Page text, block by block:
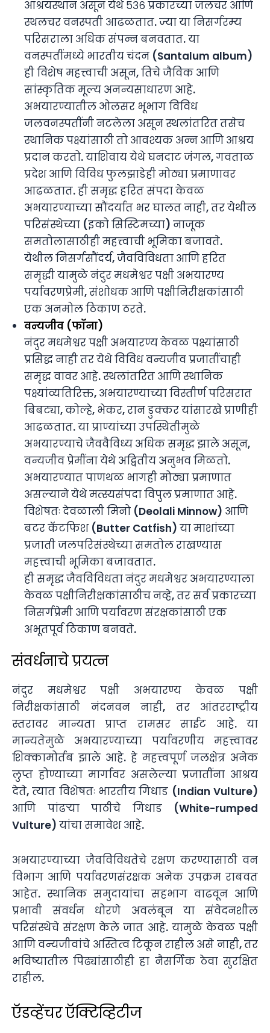
आश्रयस्थान असून येथे ५३६ प्रकारच्या जलचर आणि
स्थलचर वनस्पती आढळतात. ज्या या निसर्गरम्य
परिसराला अधिक संपन्न बनवतात. या
वनस्पतींमध्ये भारतीय चंदन (Santalum album)
ही विशेष महत्त्वाची असून, तिचे जैविक आणि
सांस्कृतिक मूल्य अनन्यसाधारण आहे.
अभयारण्यातील ओलसर भूभाग विविध
जलवनस्पतींनी नटलेला असून स्थलांतरित तसेच
स्थानिक पक्ष्यांसाठी तो आवश्यक अन्न आणि आश्रय
प्रदान करतो. याशिवाय येथे घनदाट जंगल, गवताळ
प्रदेश आणि विविध फुलझाडेही मोठ्या प्रमाणावर
आढळतात. ही समृद्ध हरित संपदा केवळ
अभयारण्याच्या सौंदर्यात भर घालत नाही, तर येथील
परिसंस्थेच्या (इको सिस्टिमच्या) नाजूक
समतोलासाठीही महत्त्वाची भूमिका बजावते.
येथील निसर्गसौंदर्य, जैवविविधता आणि हरित
समृद्धी यामुळे नंदुर मधमेश्वर पक्षी अभयारण्य
पर्यावरणप्रेमी, संशोधक आणि पक्षीनिरीक्षकांसाठी
एक अनमोल ठिकाण ठरते.
वन्यजीव (फॉना)
नंदुर मधमेश्वर पक्षी अभयारण्य केवळ पक्ष्यांसाठी
प्रसिद्ध नाही तर येथे विविध वन्यजीव प्रजातींचाही
समृद्ध वावर आहे. स्थलांतरित आणि स्थानिक
पक्ष्यांव्यतिरिक्त, अभयारण्याच्या विस्तीर्ण परिसरात
बिबट्या, कोल्हे, भेकर, रान डुक्कर यांसारखे प्राणीही
आढळतात. या प्राण्यांच्या उपस्थितीमुळे
अभयारण्याचे जैववैविध्य अधिक समृद्ध झाले असून,
वन्यजीव प्रेमींना येथे अद्वितीय अनुभव मिळतो.
अभयारण्यात पाणथळ भागही मोठ्या प्रमाणात
असल्याने येथे मत्स्यसंपदा विपुल प्रमाणात आहे.
विशेषतः देवळाली मिनो (Deolali Minnow) आणि
बटर कॅटफिश (Butter Catfish) या माशांच्या
प्रजाती जलपरिसंस्थेच्या समतोल राखण्यास
महत्त्वाची भूमिका बजावतात.
ही समृद्ध जैवविविधता नंदुर मधमेश्वर अभयारण्याला
केवळ पक्षीनिरीक्षकांसाठीच नव्हे, तर सर्व प्रकारच्या
निसर्गप्रेमी आणि पर्यावरण संरक्षकांसाठी एक
अभूतपूर्व ठिकाण बनवते.
संवर्धनाचे प्रयत्न
नंदुर मधमेश्वर पक्षी अभयारण्य केवळ पक्षी
निरीक्षकांसाठी नंदनवन नाही, तर आंतरराष्ट्रीय
स्तरावर मान्यता प्राप्त रामसर साईट आहे. या
मान्यतेमुळे अभयारण्याच्या पर्यावरणीय महत्त्वावर
शिक्कामोर्तब झाले आहे. हे महत्त्वपूर्ण जलक्षेत्र अनेक
लुप्त होण्याच्या मार्गावर असलेल्या प्रजातींना आश्रय
देते, त्यात विशेषतः भारतीय गिधाड (Indian Vulture)
आणि पांढऱ्या पाठीचे गिधाड (White-rumped
Vulture) यांचा समावेश आहे.
अभयारण्याच्या जैवविविधतेचे रक्षण करण्यासाठी वन
विभाग आणि पर्यावरणसंरक्षक अनेक उपक्रम राबवत
आहेत. स्थानिक समुदायांचा सहभाग वाढवून आणि
प्रभावी संवर्धन धोरणे अवलंबून या संवेदनशील
परिसंस्थेचे संरक्षण केले जात आहे. यामुळे केवळ पक्षी
आणि वन्यजीवांचे अस्तित्व टिकून राहील असे नाही, तर
भविष्यातील पिढ्यांसाठीही हा नैसर्गिक ठेवा सुरक्षित
राहील.
ऍडव्हेंचर ऍक्टिव्हिटीज